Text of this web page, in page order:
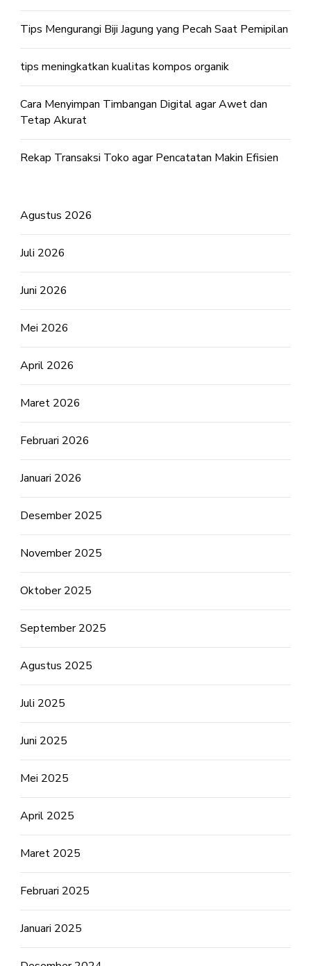
Tips Mengurangi Biji Jagung yang Pecah Saat Pemipilan
tips meningkatkan kualitas kompos organik
Cara Menyimpan Timbangan Digital agar Awet dan
Tetap Akurat
Rekap Transaksi Toko agar Pencatatan Makin Efisien
Agustus 2026
Juli 2026
Juni 2026
Mei 2026
April 2026
Maret 2026
Februari 2026
Januari 2026
Desember 2025
November 2025
Oktober 2025
September 2025
Agustus 2025
Juli 2025
Juni 2025
Mei 2025
April 2025
Maret 2025
Februari 2025
Januari 2025